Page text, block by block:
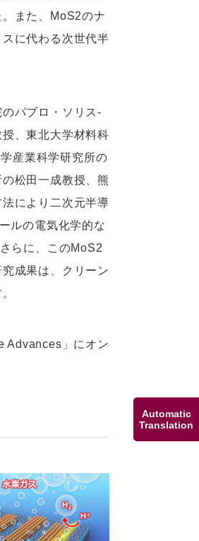
Automatic
Translation
また、MoS2のナ
に代わる次世代半
パブロ・ソリス-
、東北大学材料科
産業科学研究所の
松田一成教授、熊
により二次元半導
ルの電気化学的な
らに、このMoS2
成果は、クリーン
Advances」にオン